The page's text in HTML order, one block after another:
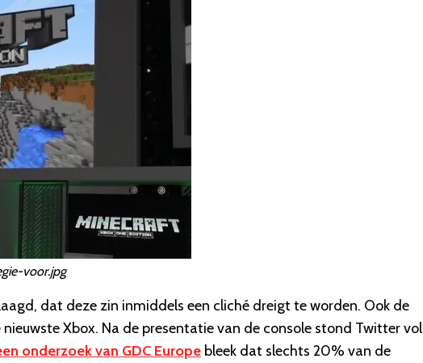
voor.jpg
dat deze zin inmiddels een cliché dreigt te worden. Ook de
Xbox. Na de presentatie van de console stond Twitter vol
onderzoek van GDC Europe bleek dat slechts 20% van de